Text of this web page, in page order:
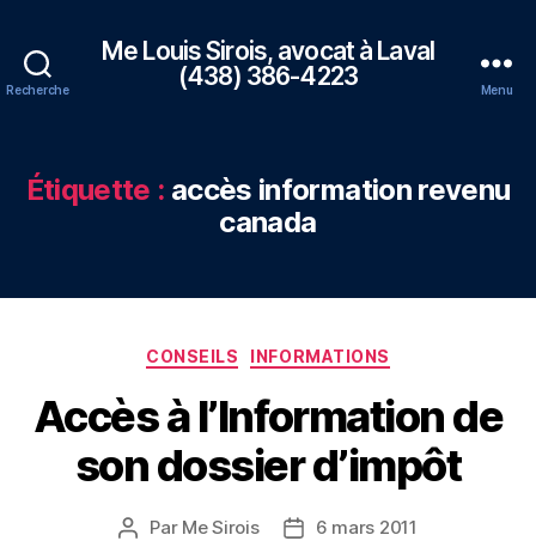
Recherche
Me Louis Sirois, avocat à Laval
(438) 386-4223
Menu
Étiquette : accès information revenu
canada
Catégories
CONSEILS INFORMATIONS
Accès à l’Information de
son dossier d’impôt
Auteur
Par Me Sirois
Date6 mars 2011